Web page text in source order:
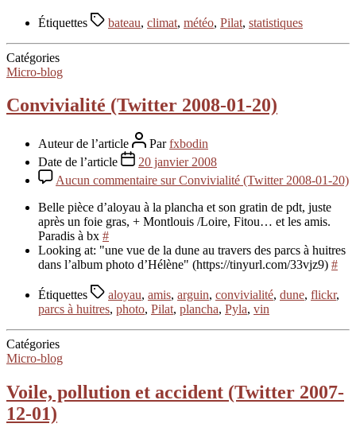
Étiquettes bateau, climat, météo, Pilat, statistiques
Catégories
Micro-blog
Convivialité (Twitter 2008-01-20)
Auteur de l’article Parfxbodin
Date de l’article
20 janvier 2008
Aucun commentaire sur Convivialité (Twitter 2008-01-20)
Belle pièce d’aloyau à la plancha et son gratin de pdt, juste
après un foie gras, + Montlouis /Loire, Fitou… et les amis.
Paradis à bx #
Looking at: "une vue de la dune au travers des parcs à huitres
dans l’album photo d’Hélène" (https://tinyurl.com/33vjz9) #
Étiquettes aloyau, amis, arguin, convivialité, dune, flickr,
parcs à huitres, photo, Pilat, plancha, Pyla, vin
Catégories
Micro-blog
Voile, pollution et accident (Twitter 2007-
12-01)